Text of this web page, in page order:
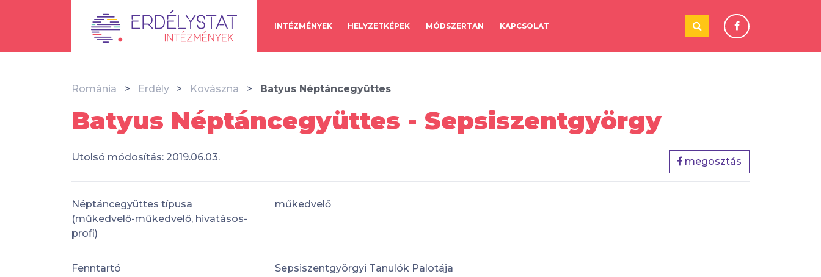
INTÉZMÉNYEK HELYZETKÉPEK MÓDSZERTAN KAPCSOLAT
Románia Erdély Kovászna Batyus Néptáncegyüttes
Batyus Néptáncegyüttes - Sepsiszentgyörgy
Utolsó módosítás: 2019.06.03. megosztás
Néptáncegyüttes típusa
(műkedvelő-műkedvelő, hivatásos-
profi)
műkedvelő
Fenntartó Sepsiszentgyörgyi Tanulók Palotája